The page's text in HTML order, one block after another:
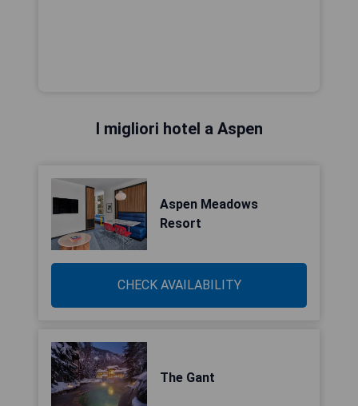
I migliori hotel a Aspen
Aspen Meadows
Resort
CHECK AVAILABILITY
The Gant